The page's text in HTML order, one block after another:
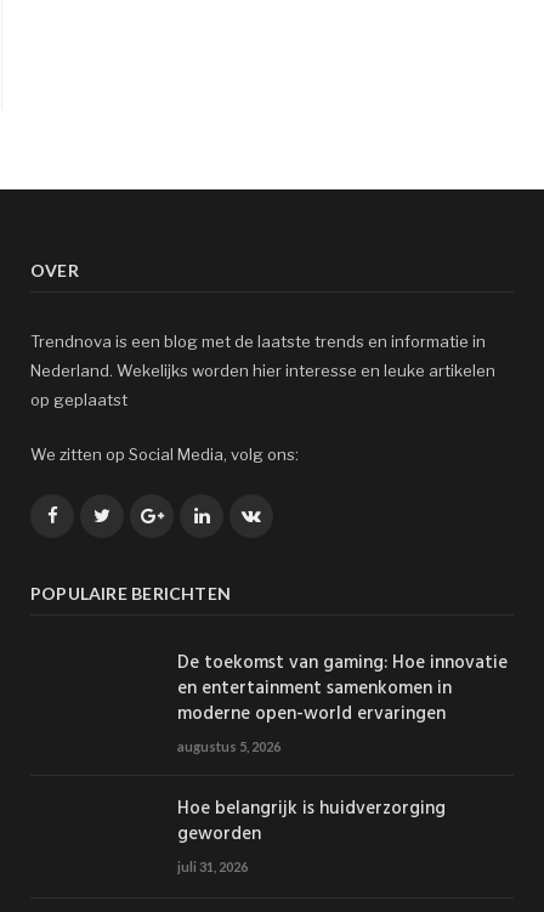
OVER
Trendnova is een blog met de laatste trends en informatie in
Nederland. Wekelijks worden hier interesse en leuke artikelen
op geplaatst
We zitten op Social Media, volg ons:
FacebookTwitterGoogle+LinkedInVK
POPULAIRE BERICHTEN
De toekomst van gaming: Hoe innovatie
en entertainment samenkomen in
moderne open-world ervaringen
augustus 5, 2026
Hoe belangrijk is huidverzorging
geworden
juli 31, 2026